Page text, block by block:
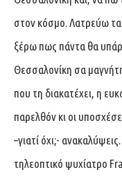
στον κόσμο. Λατρεύω τα
ξέρω πως πάντα θα
Θεσσαλονίκη σα
που τη διακατέχει, η
παρελθόν κι οι
–γιατί όχι;-
τηλεοπτικό ψυχίατρο